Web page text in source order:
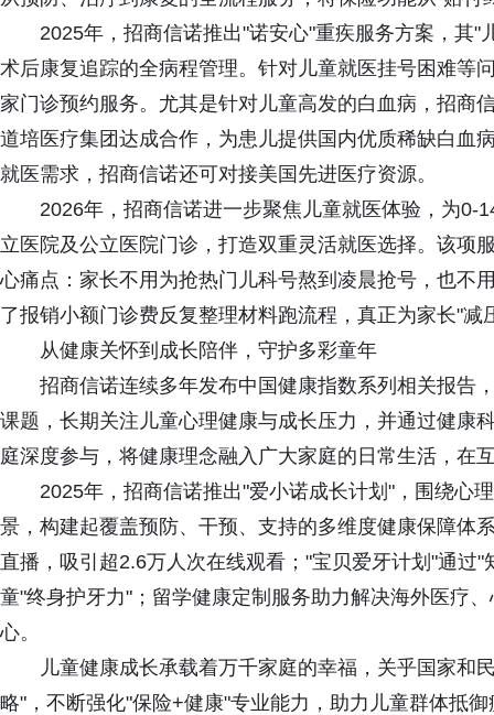
2025年，招商信诺推出"诺安心"重疾服务方案，其
术后康复追踪的全病程管理。针对儿童就医挂号困难等
家门诊预约服务。尤其是针对儿童高发的白血病，招
道培医疗集团达成合作，为患儿提供国内优质稀缺白血
就医需求，招商信诺还可对接美国先进医疗资源。
2026年，招商信诺进一步聚焦儿童就医体验，为0-
立医院及公立医院门诊，打造双重灵活就医选择。该项
心痛点：家长不用为抢热门儿科号熬到凌晨抢号，也不
了报销小额门诊费反复整理材料跑流程，真正为家长"减
从健康关怀到成长陪伴，守护多彩童年
招商信诺连续多年发布中国健康指数系列相关报告
课题，长期关注儿童心理健康与成长压力，并通过健康
庭深度参与，将健康理念融入广大家庭的日常生活，在
2025年，招商信诺推出"爱小诺成长计划"，围绕心
景，构建起覆盖预防、干预、支持的多维度健康保障体
直播，吸引超2.6万人次在线观看；"宝贝爱牙计划"通过
童"终身护牙力"；留学健康定制服务助力解决海外医疗
心。
儿童健康成长承载着万千家庭的幸福，关乎国家和
略"，不断强化"保险+健康"专业能力，助力儿童群体抵